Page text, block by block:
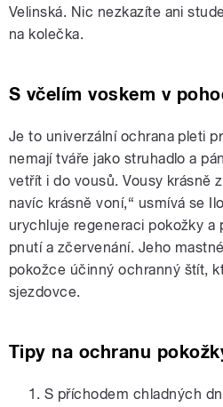
Velinská. Nic nezkazíte ani
na kolečka.
S včelím voskem v
Je to univerzální ochrana pleti
nemají tváře jako struhadlo a
vetřít i do vousů. Vousy krásně
navíc krásně voní,“ usmívá se
urychluje regeneraci pokožky a
pnutí a zčervenání. Jeho
pokožce účinný ochranný štít,
sjezdovce.
Tipy na ochranu
S příchodem chladných